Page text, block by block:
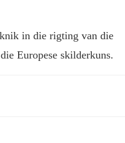
in die rigting van die
Europese skilderkuns.